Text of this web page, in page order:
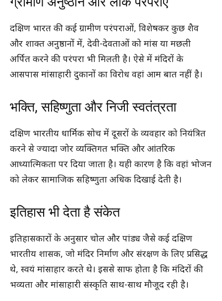
दक्षिण भारत की कई ग्रामीण परंपराओं, विशेषकर कुछ शैव
और शाक्त अनुष्ठानों में, देवी-देवताओं को मांस या मछली
अर्पित करने की परंपरा भी मिलती है। ऐसे में मंदिरों के
आसपास मांसाहारी दुकानों का विरोध वहां आम बात नहीं है।
भक्ति, सहिष्णुता और निजी स्वतंत्रता
दक्षिण भारतीय धार्मिक सोच में दूसरों के व्यवहार को नियंत्रित
करने से ज्यादा जोर व्यक्तिगत भक्ति और आंतरिक
आध्यात्मिकता पर दिया जाता है। यही कारण है कि वहां भोजन
को लेकर सामाजिक सहिष्णुता अधिक दिखाई देती है।
इतिहास भी देता है संकेत
इतिहासकारों के अनुसार चोल और पांड्य जैसे कई दक्षिण
भारतीय शासक, जो मंदिर निर्माण और संरक्षण के लिए प्रसिद्ध
थे, स्वयं मांसाहार करते थे। इससे साफ होता है कि मंदिरों की
भव्यता और मांसाहारी संस्कृति साथ-साथ मौजूद रही है।